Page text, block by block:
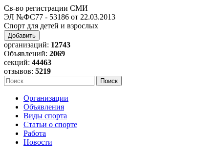
Св-во регистрации СМИ
ЭЛ №ФС77 - 53186 от 22.03.2013
Спорт для детей и взрослых
Добавить
организаций: 12743
Объявлений: 2069
секций: 44463
отзывов: 5219
Организации
Объявления
Виды спорта
Статьи о спорте
Работа
Новости